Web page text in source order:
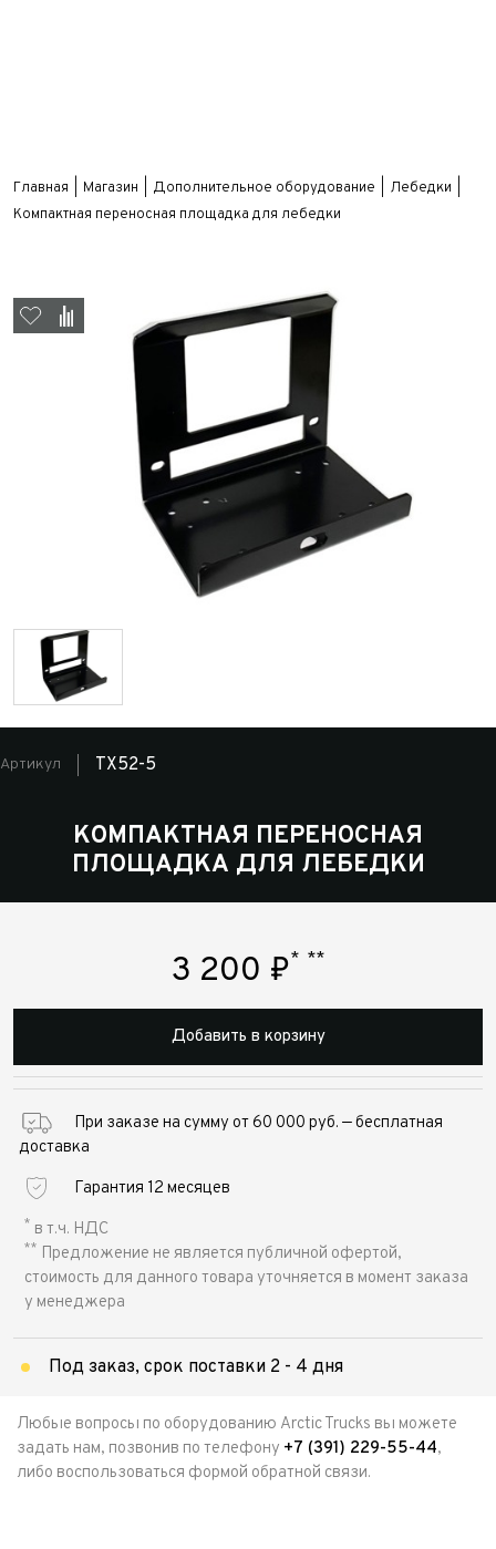
Главная Магазин Дополнительное оборудование
Лебедки
Компактная переносная площадка для лебедки
Артикул ТХ52-5
КОМПАКТНАЯ ПЕРЕНОСНАЯ
ПЛОЩАДКА ДЛЯ ЛЕБЕДКИ
3 200 ₽* **
Добавить в корзину
При заказе на сумму от 60 000 руб. — бесплатная
доставка
Гарантия 12 месяцев
* в т.ч. НДС
** Предложение не является публичной офертой,
стоимость для данного товара уточняется в момент заказа
у менеджера
Под заказ, срок поставки 2 - 4 дня
Любые вопросы по оборудованию Arctic Trucks вы можете
задать нам, позвонив по телефону +7 (391) 229-55-44,
либо воспользоваться формой обратной связи.